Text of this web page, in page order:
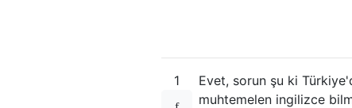
1
Evet, sorun şu ki
muhtemelen ingilizce